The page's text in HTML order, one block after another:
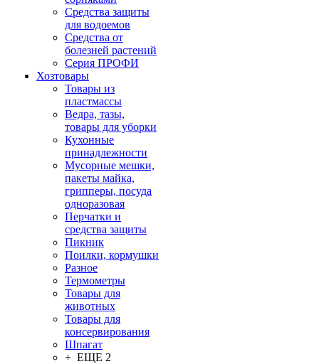
Средства защиты
для водоемов
Средства от
болезней растений
Серия ПРОФИ
Хозтовары
Товары из
пластмассы
Ведра, тазы,
товары для уборки
Кухонные
принадлежности
Мусорные мешки,
пакеты майка,
грипперы, посуда
одноразовая
Перчатки и
средства защиты
Пикник
Поилки, кормушки
Разное
Термометры
Товары для
животных
Товары для
консервирования
Шпагат
+ ЕЩЕ 2